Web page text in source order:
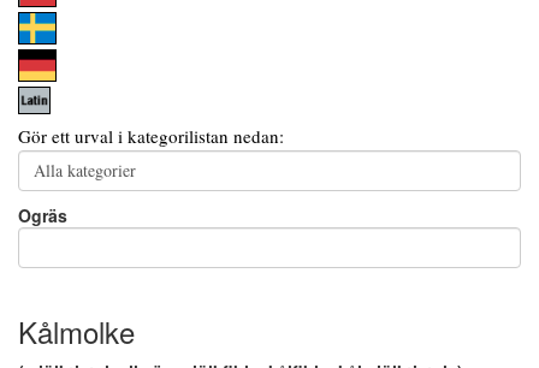
Gör ett urval i kategorilistan nedan:
Ogräs
Kålmolke